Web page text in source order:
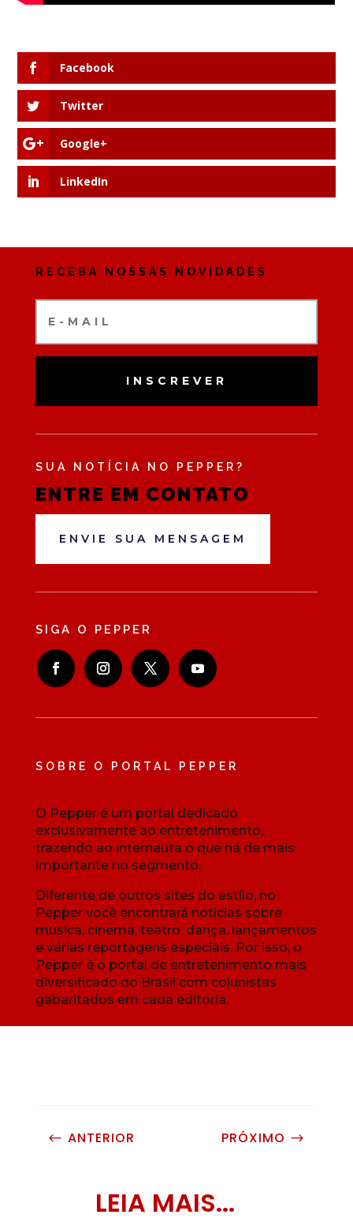
Facebook
Twitter
Google+
LinkedIn
RECEBA NOSSAS NOVIDADES
INSCREVER
SUA NOTÍCIA NO PEPPER?
ENTRE EM CONTATO
ENVIE SUA MENSAGEM
SIGA O PEPPER
SOBRE O PORTAL PEPPER
O Pepper é um portal dedicado
exclusivamente ao entretenimento,
trazendo ao internauta o que há de mais
importante no segmento.
Diferente de outros sites do estilo, no
Pepper você encontrará notícias sobre
música, cinema, teatro, dança, lançamentos
e várias reportagens especiais. Por isso, o
Pepper é o portal de entretenimento mais
diversificado do Brasil com colunistas
gabaritados em cada editoria.
# ANTERIOR PRÓXIMO $
LEIA MAIS...